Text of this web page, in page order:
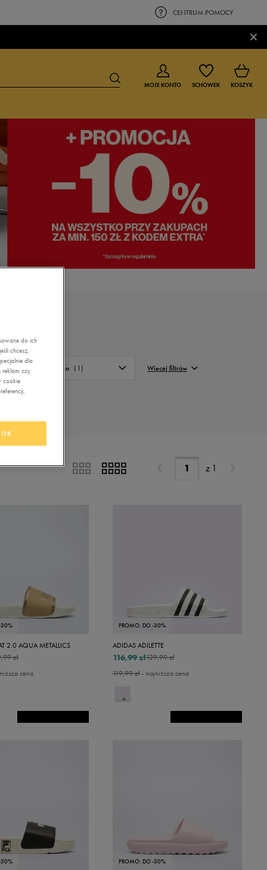
CENTRUM POMOCY
×
BUTY DLA CHŁOPCA BUTY DLA DZIEWCZYNKI
0-4 lat
4-8 lat
9-16 lat
MOJE KONTO SCHOWEK KOSZYK
Sezon (1) Więcej filtrów
z 1
2.0 AQUA METALLICS
zł
cena
PROMO: DO -30%
ADIDAS ADILETTE
129,99 zł
116,99 zł
119,99 zł- najniższa cena
PROMO: DO -30%
do ich
chcesz,
dla
reklam czy
cookie
OK